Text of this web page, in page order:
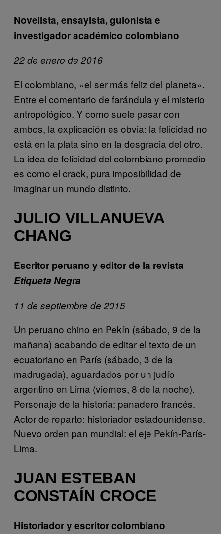
Novelista, ensayista, guionista e
investigador académico colombiano
22 de enero de 2016
El colombiano, «el ser más feliz del planeta».
Entre el comentario de farándula y el misterio
antropológico. Y como suele pasar con
ambos, la explicación es obvia: la felicidad no
está en la plata sino en la desgracia del otro.
La idea de felicidad del colombiano promedio
es como el crack, pura imposibilidad de
imaginar un mundo distinto.
JULIO VILLANUEVA
CHANG
Escritor peruano y editor de la revista
Etiqueta Negra
11 de septiembre de 2015
Un peruano chino en Pekín (sábado, 9 de la
mañana) acabando de editar el texto de un
ecuatoriano en París (sábado, 3 de la
madrugada), aguardados por un judío
argentino en Lima (viernes, 8 de la noche).
Personaje de la historia: panadero francés.
Actor de reparto: historiador estadounidense.
Nuevo orden pan mundial: el eje Pekín-París-
Lima.
JUAN ESTEBAN
CONSTAÍN CROCE
Historiador y escritor colombiano